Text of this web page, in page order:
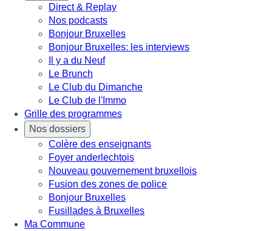
Direct & Replay
Nos podcasts
Bonjour Bruxelles
Bonjour Bruxelles: les interviews
Il y a du Neuf
Le Brunch
Le Club du Dimanche
Le Club de l'Immo
Grille des programmes
Nos dossiers
Colère des enseignants
Foyer anderlechtois
Nouveau gouvernement bruxellois
Fusion des zones de police
Bonjour Bruxelles
Fusillades à Bruxelles
Ma Commune